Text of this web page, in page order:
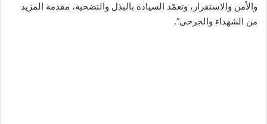
والأمن والاستقرار، وتعمّد السيادة بالبذل والتضحية، مقدمة المزيد
من الشهداء والجرحى”.